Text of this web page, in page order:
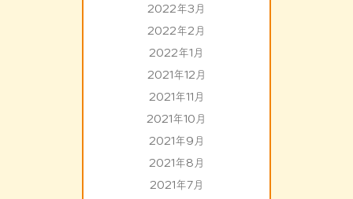
2022年3月
2022年2月
2022年1月
2021年12月
2021年11月
2021年10月
2021年9月
2021年8月
2021年7月